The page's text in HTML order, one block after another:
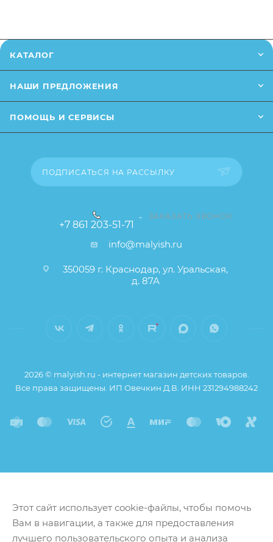
соответствия ЕАС
сайте (например, оттенки цветов, незначительные
влияющие на основные потребительские свойства
свойства и иные существенные элементы товара и
КАТАЛОГ
НАШИ ПРЕДЛОЖЕНИЯ
ПОМОЩЬ И СЕРВИСЫ
ПОДПИСАТЬСЯ НА РАССЫЛКУ
+7 861 203-51-71
ЗАКАЗАТЬ ЗВОНОК
info@malyish.ru
350059 г. Краснодар, ул. Уральская,
д. 87А
2026 © malyish.ru - интернет магазин детских товаров.
Все права защищены. ИП Овечкин Д.В. ИНН 231294988242
Этот сайт использует cookie-файлы, чтобы помочь
Вам в навигации, а также для предоставления
лучшего пользовательского опыта и анализа